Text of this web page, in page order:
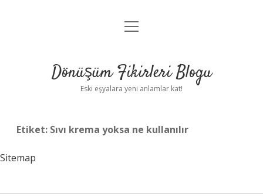
Anasayfa
Yasal Uyarı
menüyü
Dönüşüm Fikirleri Blogu
Eski eşyalara yeni anlamlar kat!
Etiket: Sıvı krema yoksa ne kullanılır
Sitemap